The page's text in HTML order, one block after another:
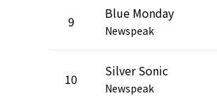
9 Blue Monday
Newspeak
10 Silver Sonic
Newspeak